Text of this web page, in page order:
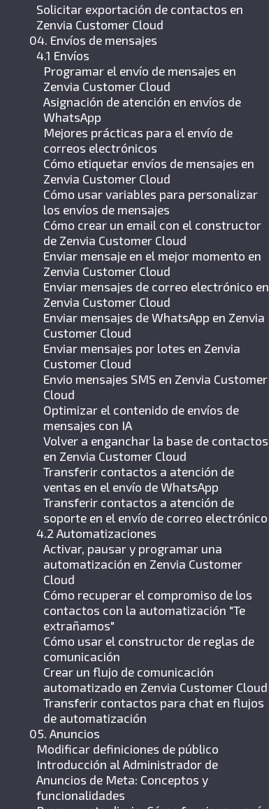
Solicitar exportación de contactos en
Zenvia Customer Cloud
04. Envíos de mensajes
4.1 Envíos
Programar el envío de mensajes en
Zenvia Customer Cloud
Asignación de atención en envíos de
WhatsApp
Mejores prácticas para el envío de
correos electrónicos
Cómo etiquetar envíos de mensajes en
Zenvia Customer Cloud
Cómo usar variables para personalizar
los envíos de mensajes
Cómo crear un email con el constructor
de Zenvia Customer Cloud
Enviar mensaje en el mejor momento en
Zenvia Customer Cloud
Enviar mensajes de correo electrónico en
Zenvia Customer Cloud
Enviar mensajes de WhatsApp en Zenvia
Customer Cloud
Enviar mensajes por lotes en Zenvia
Customer Cloud
Envio mensajes SMS en Zenvia Customer
Cloud
Optimizar el contenido de envíos de
mensajes con IA
Volver a enganchar la base de contactos
en Zenvia Customer Cloud
Transferir contactos a atención de
ventas en el envío de WhatsApp
Transferir contactos a atención de
soporte en el envío de correo electrónico
4.2 Automatizaciones
Activar, pausar y programar una
automatización en Zenvia Customer
Cloud
Cómo recuperar el compromiso de los
contactos con la automatización "Te
extrañamos"
Cómo usar el constructor de reglas de
comunicación
Crear un flujo de comunicación
automatizado en Zenvia Customer Cloud
Transferir contactos para chat en flujos
de automatización
05. Anuncios
Modificar definiciones de público
Introducción al Administrador de
Anuncios de Meta: Conceptos y
funcionalidades